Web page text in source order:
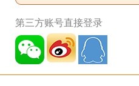
第三方账号直接登录